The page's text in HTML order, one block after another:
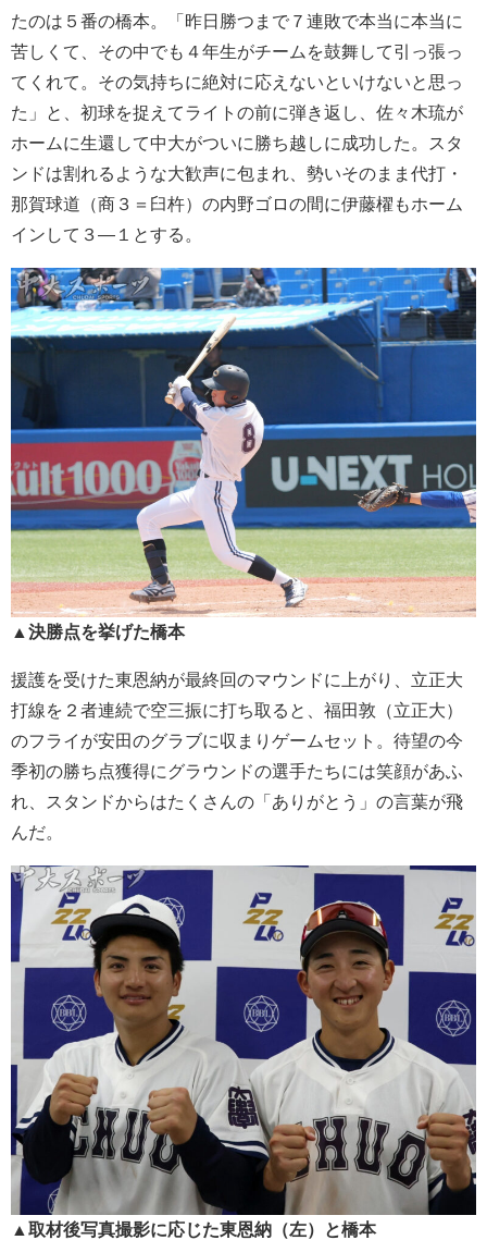
たのは５番の橋本。「昨日勝つまで７連敗で本当に本当に
苦しくて、その中でも４年生がチームを鼓舞して引っ張っ
てくれて。その気持ちに絶対に応えないといけないと思っ
た」と、初球を捉えてライトの前に弾き返し、佐々木琉が
ホームに生還して中大がついに勝ち越しに成功した。スタ
ンドは割れるような大歓声に包まれ、勢いそのまま代打・
那賀球道（商３＝臼杵）の内野ゴロの間に伊藤櫂もホーム
インして３―１とする。
▲決勝点を挙げた橋本
援護を受けた東恩納が最終回のマウンドに上がり、立正大
打線を２者連続で空三振に打ち取ると、福田敦（立正大）
のフライが安田のグラブに収まりゲームセット。待望の今
季初の勝ち点獲得にグラウンドの選手たちには笑顔があふ
れ、スタンドからはたくさんの「ありがとう」の言葉が飛
んだ。
▲取材後写真撮影に応じた東恩納（左）と橋本